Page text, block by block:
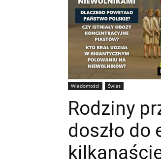
Wiadomości Świat
Rodziny
doszło do